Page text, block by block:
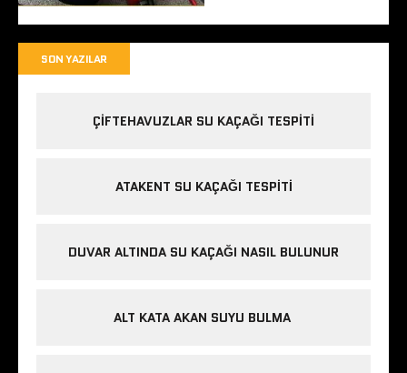
SON YAZILAR
ÇIFTEHAVUZLAR SU KAÇAĞI TESPITI
ATAKENT SU KAÇAĞI TESPITI
DUVAR ALTINDA SU KAÇAĞI NASIL BULUNUR
ALT KATA AKAN SUYU BULMA